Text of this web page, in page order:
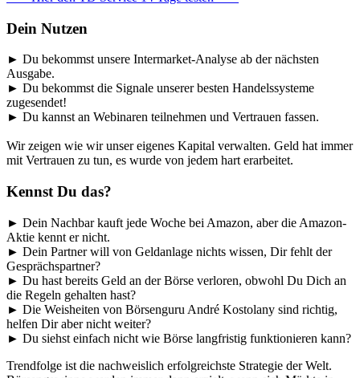
Dein Nutzen
► Du bekommst unsere Intermarket-Analyse ab der nächsten
Ausgabe.
► Du bekommst die Signale unserer besten Handelssysteme
zugesendet!
► Du kannst an Webinaren teilnehmen und Vertrauen fassen.
Wir zeigen wie wir unser eigenes Kapital verwalten. Geld hat immer
mit Vertrauen zu tun, es wurde von jedem hart erarbeitet.
Kennst Du das?
► Dein Nachbar kauft jede Woche bei Amazon, aber die Amazon-
Aktie kennt er nicht.
► Dein Partner will von Geldanlage nichts wissen, Dir fehlt der
Gesprächspartner?
► Du hast bereits Geld an der Börse verloren, obwohl Du Dich an
die Regeln gehalten hast?
► Die Weisheiten von Börsenguru André Kostolany sind richtig,
helfen Dir aber nicht weiter?
► Du siehst einfach nicht wie Börse langfristig funktionieren kann?
Trendfolge ist die nachweislich erfolgreichste Strategie der Welt.